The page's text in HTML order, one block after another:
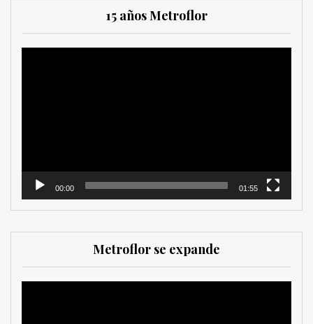
15 años Metroflor
00:00 01:55
Metroflor se expande